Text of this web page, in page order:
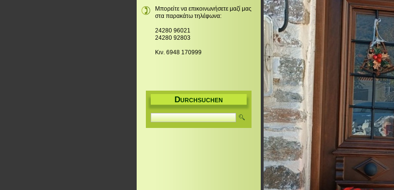
Μπορείτε να επικοινωνήσετε μαζί μας
στα παρακάτω τηλέφωνα:
24280 96021
24280 92803
Κιν. 6948 170999
DURCHSUCHEN